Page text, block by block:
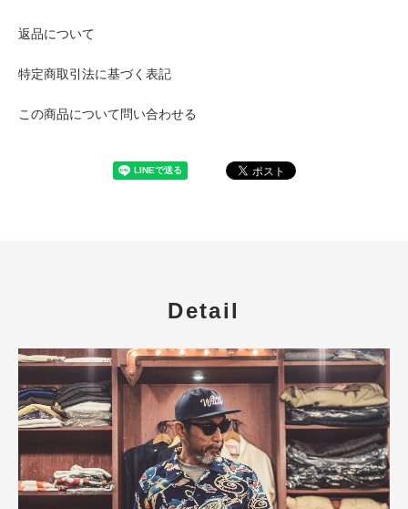
返品について
特定商取引法に基づく表記
この商品について問い合わせる
Detail